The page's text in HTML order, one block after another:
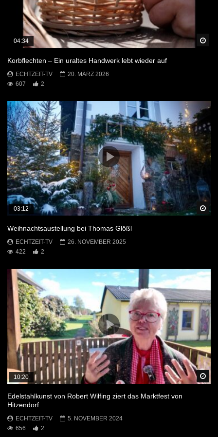
04:34
Korbflechten – Ein uraltes Handwerk lebt wieder auf
ECHTZEIT-TV
20. MÄRZ 2026
607
2
03:12
Weihnachtsaustellung bei Thomas Glößl
ECHTZEIT-TV
26. NOVEMBER 2025
422
2
10:20
Edelstahlkunst von Robert Wilfing ziert das Marktfest von
Hitzendorf
ECHTZEIT-TV
5. NOVEMBER 2024
656
2